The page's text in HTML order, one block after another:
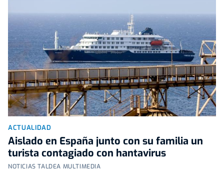
ACTUALIDAD
Aislado en España junto con su familia un
turista contagiado con hantavirus
NOTICIAS TALDEA MULTIMEDIA